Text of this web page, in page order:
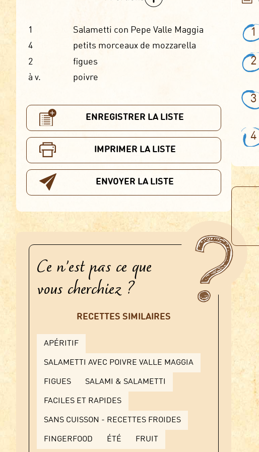
1
Salametti con Pepe Valle Maggia
4
petits morceaux de mozzarella
2
figues
à v.
poivre
ENREGISTRER LA LISTE
IMPRIMER LA LISTE
ENVOYER LA LISTE
Ce n'est pas ce que
vous cherchiez ?
RECETTES SIMILAIRES
APÉRITIF
SALAMETTI AVEC POIVRE VALLE MAGGIA
FIGUES SALAMI & SALAMETTI
FACILES ET RAPIDES
SANS CUISSON - RECETTES FROIDES
FINGERFOOD ÉTÉ FRUIT
1
2
3
4